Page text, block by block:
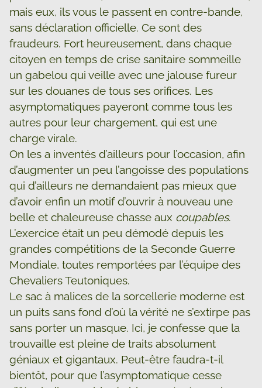
mais eux, ils vous le passent en contre-bande,
sans déclaration officielle. Ce sont des
fraudeurs. Fort heureusement, dans chaque
citoyen en temps de crise sanitaire sommeille
un gabelou qui veille avec une jalouse fureur
sur les douanes de tous ses orifices. Les
asymptomatiques payeront comme tous les
autres pour leur chargement, qui est une
charge virale.
On les a inventés d’ailleurs pour l’occasion, afin
d’augmenter un peu l’angoisse des populations
qui d’ailleurs ne demandaient pas mieux que
d’avoir enfin un motif d’ouvrir à nouveau une
belle et chaleureuse chasse aux coupables.
L’exercice était un peu démodé depuis les
grandes compétitions de la Seconde Guerre
Mondiale, toutes remportées par l’équipe des
Chevaliers Teutoniques.
Le sac à malices de la sorcellerie moderne est
un puits sans fond d’où la vérité ne s’extirpe pas
sans porter un masque. Ici, je confesse que la
trouvaille est pleine de traits absolument
géniaux et gigantaux. Peut-être faudra-t-il
bientôt, pour que l’asymptomatique cesse